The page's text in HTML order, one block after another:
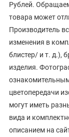
Рублей.
товара может
Производитель
изменения в
блистер/ и т. д.),
изделия.
цветопередачи
могут иметь
вида и
описанием на